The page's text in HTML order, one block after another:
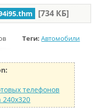
[734 КБ]
Теги:Автомобили
телефонов
240x320